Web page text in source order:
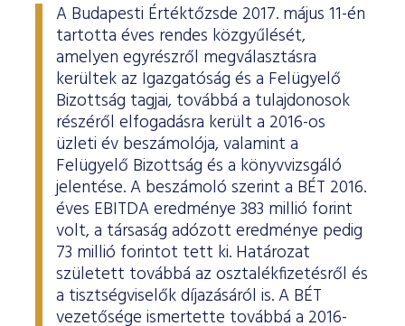
A Budapesti Értéktőzsde 2017. május 11-én
tartotta éves rendes közgyűlését,
amelyen egyrészről megválasztásra
kerültek az Igazgatóság és a Felügyelő
Bizottság tagjai, továbbá a tulajdonosok
részéről elfogadásra került a 2016-os
üzleti év beszámolója, valamint a
Felügyelő Bizottság és a könyvvizsgáló
jelentése. A beszámoló szerint a BÉT 2016.
éves EBITDA eredménye 383 millió forint
volt, a társaság adózott eredménye pedig
73 millió forintot tett ki. Határozat
született továbbá az osztalékfizetésről és
a tisztségviselők díjazásáról is. A BÉT
vezetősége ismertette továbbá a 2016-